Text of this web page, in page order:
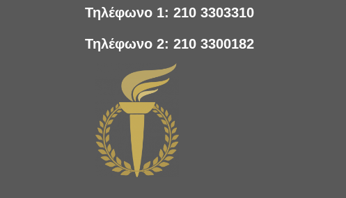
Τηλέφωνο 1: 210 3303310
Τηλέφωνο 2: 210 3300182